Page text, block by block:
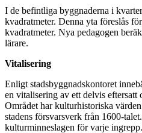
I de befintliga byggnaderna i
kvadratmeter. Denna yta föreslås
kvadratmeter. Nya pedagogen
lärare.
Vitalisering
Enligt stadsbyggnadskontoret
en vitalisering av ett delvis eftersatt
Området har kulturhistoriska
stadens försvarsverk från 1600-
kulturminneslagen för varje ingrepp.